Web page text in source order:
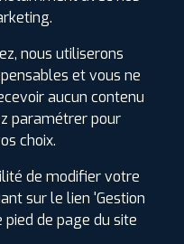
(83)
(83)
nous utiliserons
et vous ne
aucun contenu
paramétrer pour
choix.
de modifier votre
sur le lien 'Gestion
de page du site